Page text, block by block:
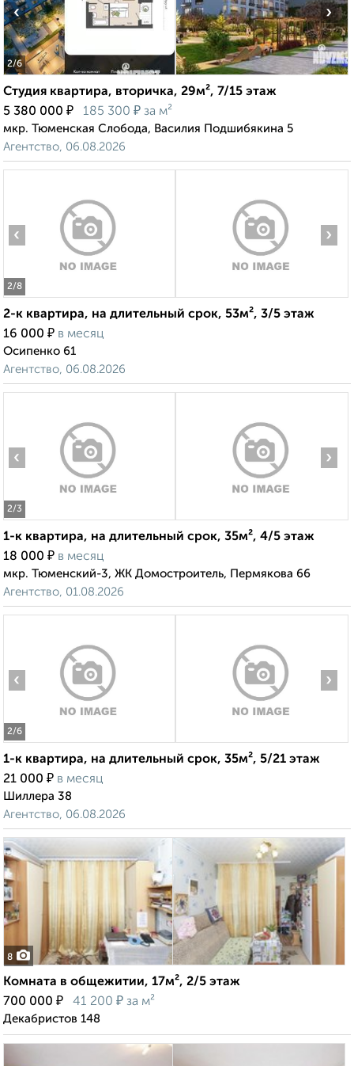
2/6
‹ ›
Студия квартира, вторичка, 29м², 7/15 этаж
5 380 000 ₽ 185 300 ₽ за м²
мкр. Тюменская Слобода, Василия Подшибякина 5
Агентство, 06.08.2026
2/8
‹ ›
2-к квартира, на длительный срок, 53м², 3/5 этаж
16 000 ₽ в месяц
Осипенко 61
Агентство, 06.08.2026
2/3
‹ ›
1-к квартира, на длительный срок, 35м², 4/5 этаж
18 000 ₽ в месяц
мкр. Тюменский-3, ЖК Домостроитель, Пермякова 66
Агентство, 01.08.2026
2/6
‹ ›
1-к квартира, на длительный срок, 35м², 5/21 этаж
21 000 ₽ в месяц
Шиллера 38
Агентство, 06.08.2026
8
Комната в общежитии, 17м², 2/5 этаж
700 000 ₽ 41 200 ₽ за м²
Декабристов 148